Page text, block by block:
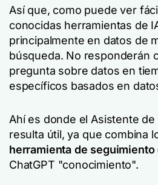
Así que, como puede ver
conocidas herramientas de
principalmente en datos de
búsqueda. No responderán
pregunta sobre datos en
específicos basados en
Ahí es donde el Asistente
resulta útil, ya que combina
herramienta de seguimiento
ChatGPT "conocimiento".